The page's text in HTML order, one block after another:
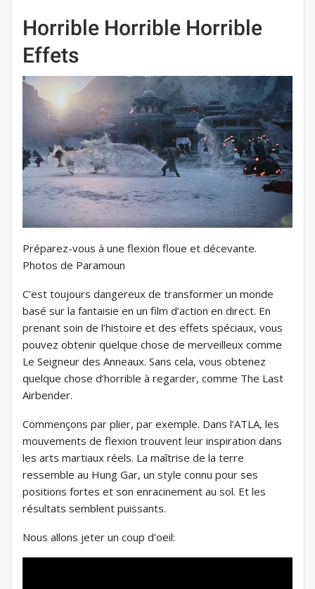
Horrible Horrible Horrible
Effets
Préparez-vous à une flexion floue et décevante.
Photos de Paramoun
C’est toujours dangereux de transformer un monde
basé sur la fantaisie en un film d’action en direct. En
prenant soin de l’histoire et des effets spéciaux, vous
pouvez obtenir quelque chose de merveilleux comme
Le Seigneur des Anneaux. Sans cela, vous obtenez
quelque chose d’horrible à regarder, comme The Last
Airbender.
Commençons par plier, par exemple. Dans l’ATLA, les
mouvements de flexion trouvent leur inspiration dans
les arts martiaux réels. La maîtrise de la terre
ressemble au Hung Gar, un style connu pour ses
positions fortes et son enracinement au sol. Et les
résultats semblent puissants.
Nous allons jeter un coup d’oeil: